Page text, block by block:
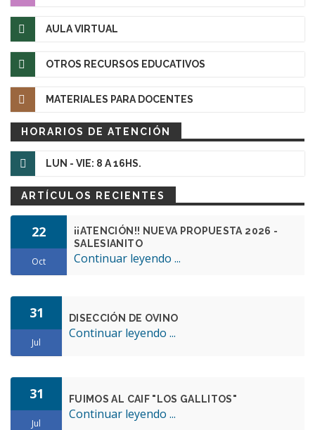
AULA VIRTUAL
OTROS RECURSOS EDUCATIVOS
MATERIALES PARA DOCENTES
HORARIOS DE ATENCIÓN
LUN - VIE: 8 A 16HS.
ARTÍCULOS RECIENTES
22
Oct
¡¡ATENCIÓN!! NUEVA PROPUESTA 2026 -
SALESIANITO
Continuar leyendo ...
31
Jul
DISECCIÓN DE OVINO
Continuar leyendo ...
31
Jul
FUIMOS AL CAIF "LOS GALLITOS"
Continuar leyendo ...